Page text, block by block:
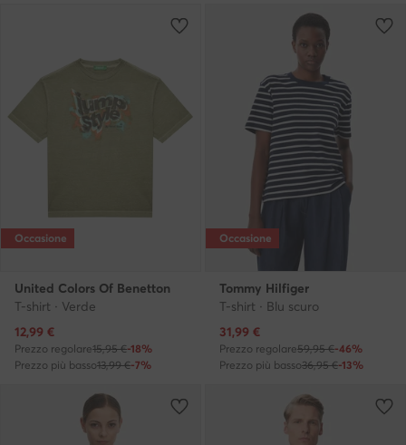
Occasione
United Colors Of Benetton
T-shirt · Verde
Prezzo attuale
12,99 €
Prezzo regolare15,95 €-18%
Prezzo più basso13,99 €-7%
Occasione
Tommy Hilfiger
T-shirt · Blu scuro
Prezzo attuale
31,99 €
Prezzo regolare59,95 €-46%
Prezzo più basso36,95 €-13%